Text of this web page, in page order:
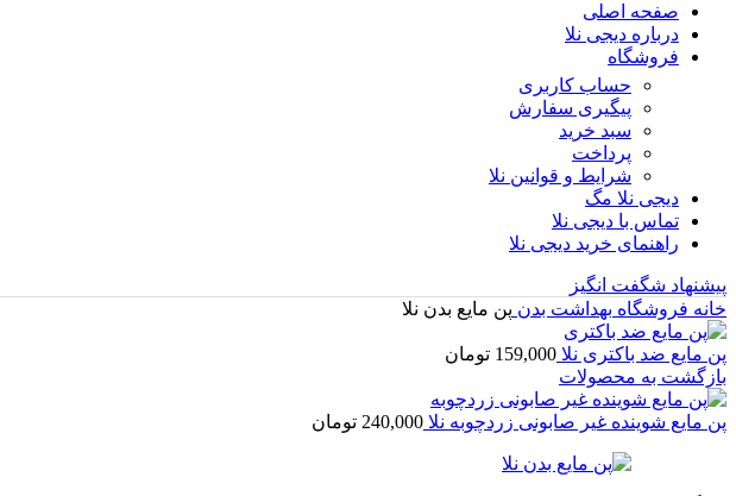
صفحه اصلی
درباره دیجی نلا
فروشگاه
حساب کاربری
پیگیری سفارش
سبد خرید
پرداخت
شرایط و قوانین نلا
دیجی نلا مگ
تماس با دیجی نلا
راهنمای خرید دیجی نلا
پیشنهاد شگفت انگیز
خانه فروشگاه بهداشت بدن پن مایع بدن نلا
پن مایع ضد باکتری نلا 159,000 تومان
بازگشت به محصولات
پن مایع شوینده غیر صابونی زردچوبه نلا 240,000 تومان